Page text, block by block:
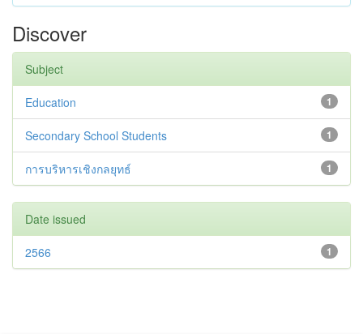
Discover
Subject
1
Education
1
Secondary School Students
1
การบริหารเชิงกลยุทธ์
Date issued
1
2566